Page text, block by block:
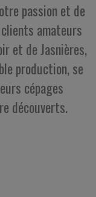
passion et de
amateurs
et de Jasnières,
production, se
cépages
découverts.